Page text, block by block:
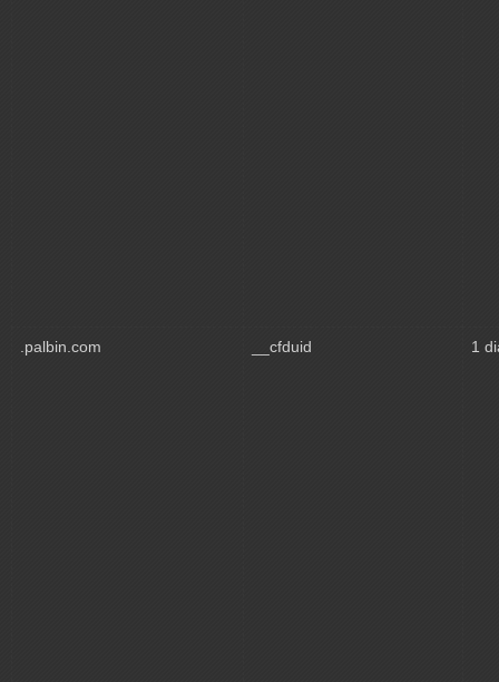
.palbin.com __cfduid 1